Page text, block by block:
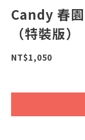
Candy 春
（特裝版）
NT$1,050